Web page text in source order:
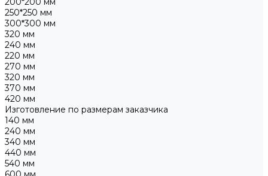
250*250 мм
300*300 мм
320 мм
240 мм
220 мм
270 мм
320 мм
370 мм
420 мм
Изготовление по размерам заказчика
140 мм
240 мм
340 мм
440 мм
540 мм